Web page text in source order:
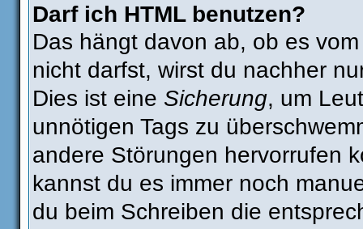
Darf ich HTML benutzen?
Das hängt davon ab, ob es
nicht darfst, wirst du nachher
Dies ist eine Sicherung, um
unnötigen Tags zu
andere Störungen hervorrufen
kannst du es immer noch
du beim Schreiben die